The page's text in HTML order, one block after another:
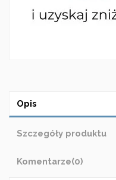
Opis
Szczegóły produktu
Komentarze(0)